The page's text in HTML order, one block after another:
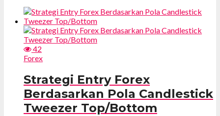
42
Forex
Strategi Entry Forex
Berdasarkan Pola Candlestick
Tweezer Top/Bottom